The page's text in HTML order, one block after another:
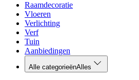
Raamdecoratie
Vloeren
Verlichting
Verf
Tuin
Aanbiedingen
Alle categorieënAlles